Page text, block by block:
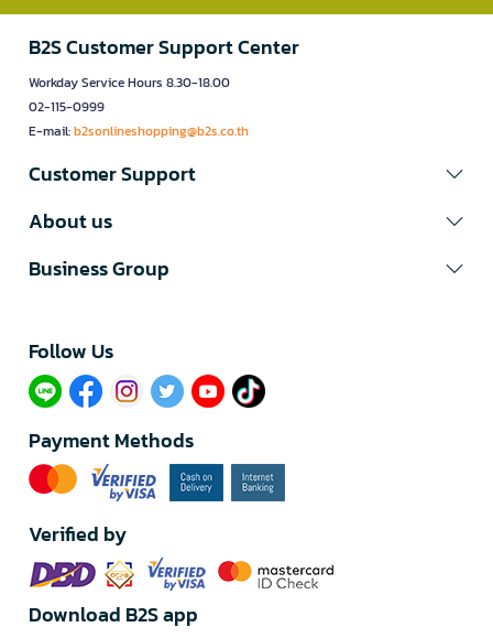
B2S Customer Support Center
Workday Service Hours 8.30-18.00
02-115-0999
E-mail:b2sonlineshopping@b2s.co.th
Customer Support
About us
Business Group
Follow Us​
Payment Methods
Verified by
Download B2S app